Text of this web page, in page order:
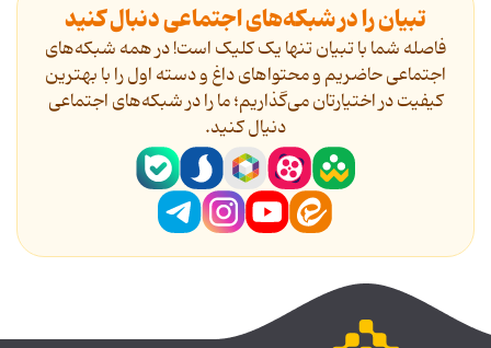
تبیان را در شبکه‌های اجتماعی دنبال کنید
فاصله شما با تبیان تنها یک کلیک است! در همه شبکه‌های
اجتماعی حاضریم و محتواهای داغ و دسته اول را با بهترین
کیفیت در اختیارتان می‌گذاریم؛ ما را در شبکه‌های اجتماعی
دنیال کنید.